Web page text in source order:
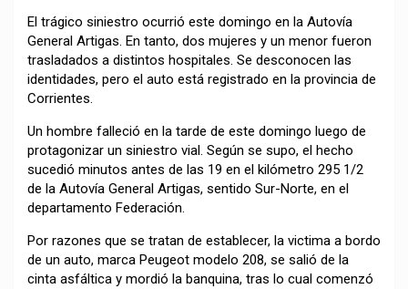
El trágico siniestro ocurrió este domingo en la Autovía
General Artigas. En tanto, dos mujeres y un menor fueron
trasladados a distintos hospitales. Se desconocen las
identidades, pero el auto está registrado en la provincia de
Corrientes.
Un hombre falleció en la tarde de este domingo luego de
protagonizar un siniestro vial. Según se supo, el hecho
sucedió minutos antes de las 19 en el kilómetro 295 1/2
de la Autovía General Artigas, sentido Sur-Norte, en el
departamento Federación.
Por razones que se tratan de establecer, la victima a bordo
de un auto, marca Peugeot modelo 208, se salió de la
cinta asfáltica y mordió la banquina, tras lo cual comenzó